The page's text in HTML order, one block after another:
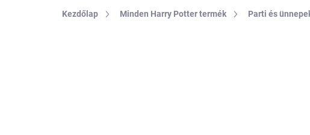
Kezdőlap Minden Harry Potter termék Parti és